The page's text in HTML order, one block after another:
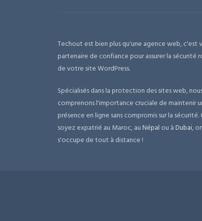
Techout est bien plus qu'une agence web, c'est
partenaire de confiance pour assurer la sécurité
de votre site WordPress.
Spécialisés dans la protection des sites web,
comprenons l'importance cruciale de maintenir
présence en ligne sans compromis sur la sécurité.
soyez expatrié au Maroc, auNépal ou àDubai, on
s'occupe de tout à distance !